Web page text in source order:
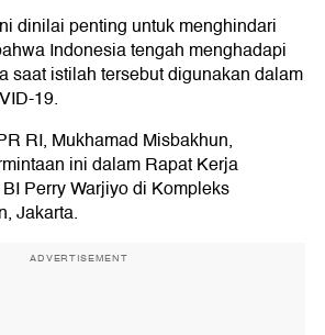
dinilai penting untuk menghindari
Indonesia tengah menghadapi
saat istilah tersebut digunakan dalam
19.
RI, Mukhamad Misbakhun,
ini dalam Rapat Kerja
Perry Warjiyo di Kompleks
Jakarta.
ADVERTISEMENT